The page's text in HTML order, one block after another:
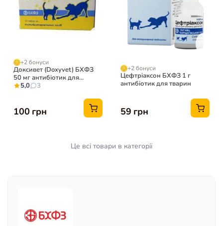
+2 бонуси
Доксивет (Doxyvet) БХФЗ
50 мг антибіотик для
тварин, 10 таб
5,0 3
100 грн
+2 бонуси
Цефтріаксон БХФЗ 1 г
антибіотик для тварин
59 грн
Це всі товари в категорії